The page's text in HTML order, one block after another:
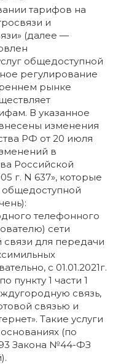
тарифов на
и
(далее —
общедоступной
регулирование
рынке
В указанное
внесены изменения
РФ от 20 июля
в
Российской
г. N 637», которые
общедоступной
телефонного
сети
для передачи
с 01.01.2021г.
пункту 1 части 1
связь,
связью и
Такие услуги
(по
93 Закона №44-ФЗ